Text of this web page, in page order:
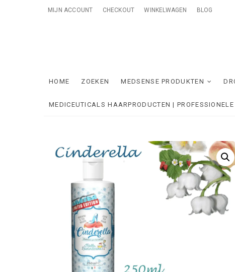
MIJN ACCOUNT CHECKOUT WINKELWAGEN BLOG
HOME ZOEKEN MEDSENSE PRODUKTEN
MEDICEUTICALS HAARPRODUCTEN |